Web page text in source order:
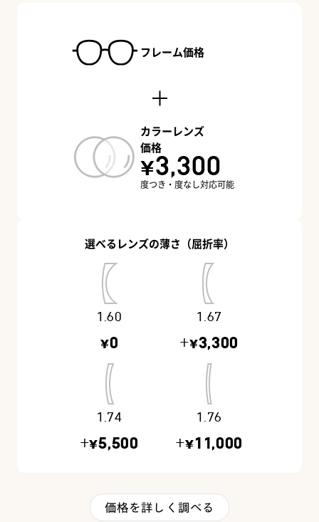
フレーム価格
カラーレンズ
価格
¥3,300
度つき・度なし対応可能
選べるレンズの薄さ（屈折率）
1.60
¥0
1.67
+¥3,300
1.74
+¥5,500
1.76
+¥11,000
価格を詳しく調べる